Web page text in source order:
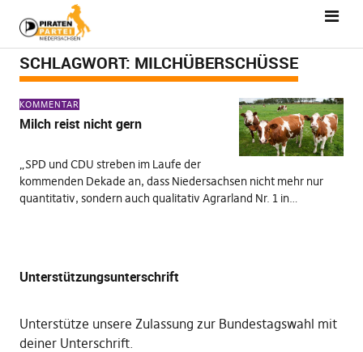
SCHLAGWORT: MILCHÜBERSCHÜSSE
KOMMENTAR
Milch reist nicht gern
„SPD und CDU streben im Laufe der
kommenden Dekade an, dass Niedersachsen nicht mehr nur
quantitativ, sondern auch qualitativ Agrarland Nr. 1 in…
Unterstützungsunterschrift
Unterstütze unsere Zulassung zur Bundestagswahl mit
deiner Unterschrift.